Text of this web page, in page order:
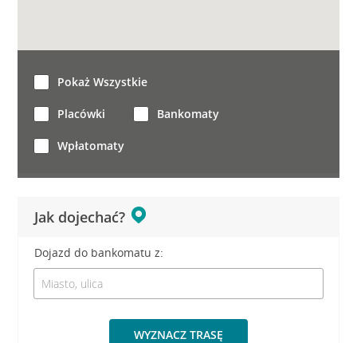
Jak dojechać?
Dojazd do bankomatu z:
WYZNACZ TRASĘ
Pokaż Wszystkie
Placówki Bankomaty
Wpłatomaty